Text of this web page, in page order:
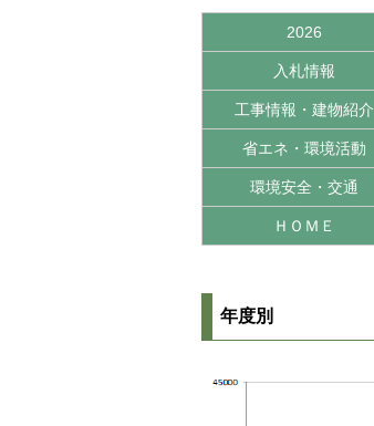
2026
入札情報
工事情報・建物紹介
省エネ・環境活動
環境安全・交通
ＨＯＭＥ
年度別